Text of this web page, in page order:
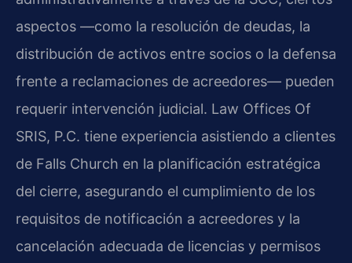
aspectos —como la resolución de deudas, la
distribución de activos entre socios o la defensa
frente a reclamaciones de acreedores— pueden
requerir intervención judicial. Law Offices Of
SRIS, P.C. tiene experiencia asistiendo a clientes
de Falls Church en la planificación estratégica
del cierre, asegurando el cumplimiento de los
requisitos de notificación a acreedores y la
cancelación adecuada de licencias y permisos